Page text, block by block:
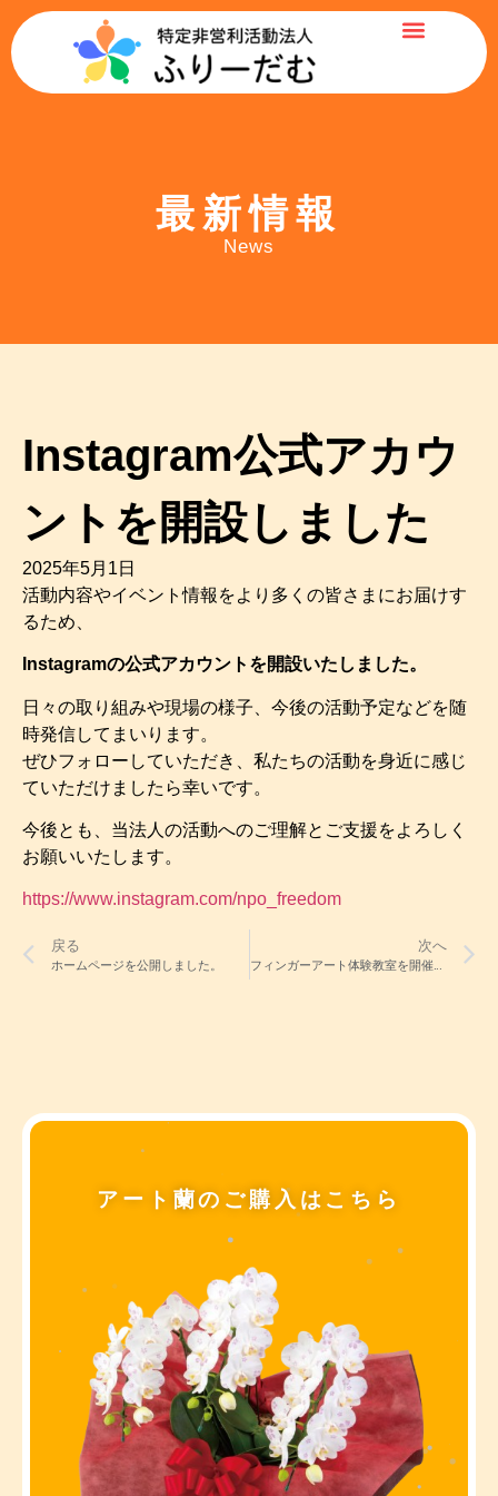
最新情報
News
Instagram公式アカウ
ントを開設しました
2025年5月1日
活動内容やイベント情報をより多くの皆さまにお届けす
るため、
Instagramの公式アカウントを開設いたしました。
日々の取り組みや現場の様子、今後の活動予定などを随
時発信してまいります。
ぜひフォローしていただき、私たちの活動を身近に感じ
ていただけましたら幸いです。
今後とも、当法人の活動へのご理解とご支援をよろしく
お願いいたします。
https://www.instagram.com/npo_freedom
戻る
ホームページを公開しました。
次へ
フィンガーアート体験教室を開催しました
アート蘭のご購入はこちら